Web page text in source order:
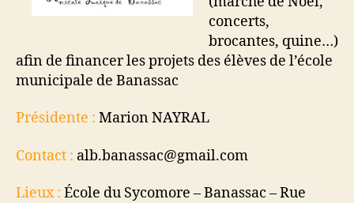
concerts,
brocantes, quine…)
afin de financer les projets des élèves de l’école
municipale de Banassac
Présidente : Marion NAYRAL
Contact : alb.banassac@gmail.com
Lieux : École du Sycomore – Banassac – Rue